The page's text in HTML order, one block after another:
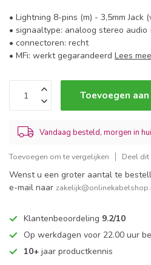
• Lightning 8-pins (m) - 3,5mm Jack
• signaaltype: analoog stereo audio
• connectoren: recht
• MFi: werkt gegarandeerd Lees
Toevoegen
Vandaag besteld, morgen in
Toevoegen om te vergelijken Deel
Wenst u een groter aantal te
e-mail naar
Klantenbeoordeling 9.2/10
Op werkdagen voor 22.00 uur
10+ jaar productkennis